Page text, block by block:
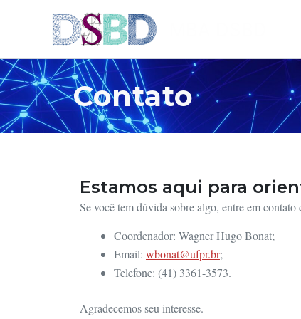
conteúdo
Contato
Estamos aqui para
Se você tem dúvida sobre algo, entre em
Coordenador: Wagner Hugo Bonat;
Email: wbonat@ufpr.br;
Telefone: (41) 3361-3573.
Agradecemos seu interesse.